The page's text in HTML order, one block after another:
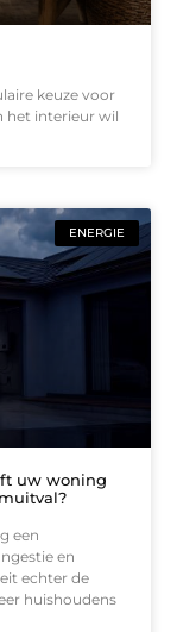
keuze voor
het interieur wil
ENERGIE
uw woning
een
en
echter de
huishoudens